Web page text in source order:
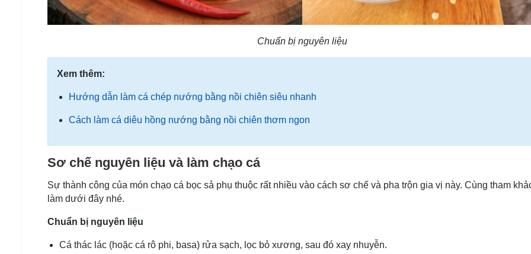
Chuẩn bị nguyên liệu
Xem thêm:
Hướng dẫn làm cá chép nướng bằng nồi chiên siêu nhanh
Cách làm cá diêu hồng nướng bằng nồi chiên thơm ngon
Sơ chế nguyên liệu và làm chạo cá
Sự thành công của món chạo cá bọc sả phụ thuộc rất nhiều vào cách sơ chế và pha trộn gia vị này. Cùng tham
làm dưới đây nhé.
Chuẩn bị nguyên liệu
Cá thác lác (hoặc cá rô phi, basa) rửa sạch, lọc bỏ xương, sau đó xay nhuyễn.